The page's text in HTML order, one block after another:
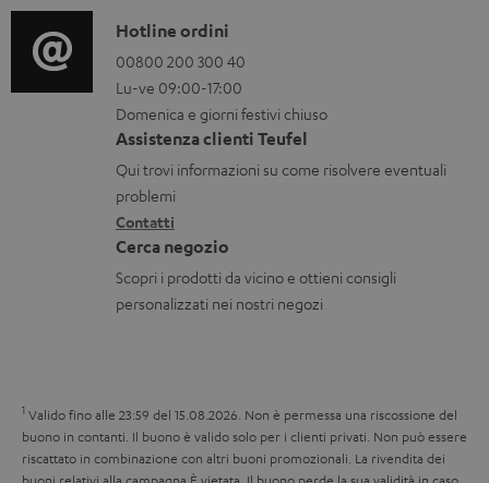
r
i
c
a
b
i
l
i
z
i
o
n
i
d
i
s
p
z
i
o
r
m
a
z
i
o
n
i
a
n
C
o
n
t
a
t
t
i
Hotline ordini
00800 200 300 40
Lu-ve 09:00-17:00
Domenica e giorni festivi chiuso
Assistenza clienti Teufel
Qui trovi informazioni su come risolvere eventuali
problemi
Contatti
Cerca negozio
Scopri i prodotti da vicino e ottieni consigli
personalizzati nei nostri negozi
1 Valido fino alle 23:59 del 15.08.2026. Non è permessa una riscossione del
buono in contanti. Il buono è valido solo per i clienti privati. Non può essere
riscattato in combinazione con altri buoni promozionali. La rivendita dei